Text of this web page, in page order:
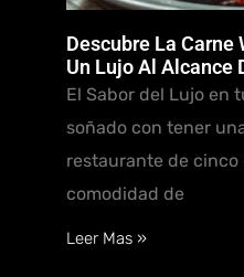
Descubre La Carne
Un Lujo Al Alcance
El Sabor del Lujo en
soñado con tener
restaurante de cinco
comodidad de
Leer Mas »